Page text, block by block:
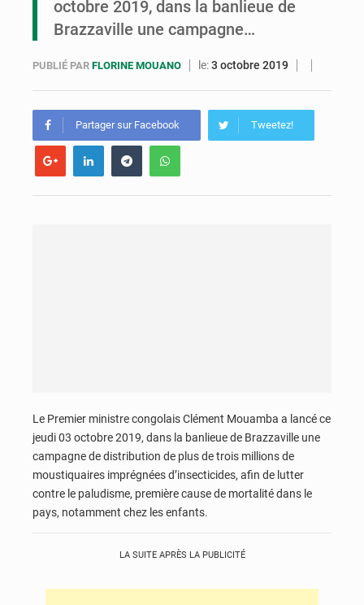
octobre 2019, dans la banlieue de
Brazzaville une campagne…
PUBLIÉ PAR FLORINE MOUANO le:3 octobre 2019
Partager sur Facebook Tweetez!
Le Premier ministre congolais Clément Mouamba a lancé ce
jeudi 03 octobre 2019, dans la banlieue de Brazzaville une
campagne de distribution de plus de trois millions de
moustiquaires imprégnées d’insecticides, afin de lutter
contre le paludisme, première cause de mortalité dans le
pays, notamment chez les enfants.
LA SUITE APRÈS LA PUBLICITÉ